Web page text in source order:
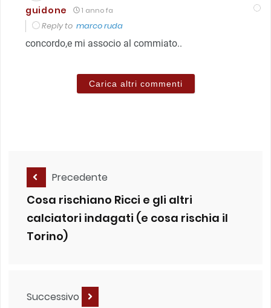
guidone 1 anno fa
Reply to marco ruda
concordo,e mi associo al commiato..
Carica altri commenti
Precedente
Cosa rischiano Ricci e gli altri
calciatori indagati (e cosa rischia il
Torino)
Successivo